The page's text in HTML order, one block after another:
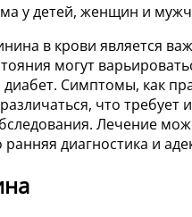
у детей, женщин и
в крови является
могут
диабет. Симптомы, как
что
Лечение
диагностика и